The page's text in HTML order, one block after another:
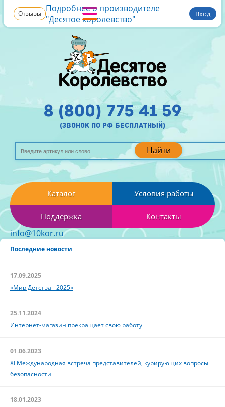
Отзывы Подробнее о производителе
"Десятое королевство"
Вход
Найти
8 (800) 775 41 59
(звонок по рф бесплатный)
Каталог Условия работы
Поддержка Контакты
info@10kor.ru
Последние новости
17.09.2025
«Мир Детства - 2025»
25.11.2024
Интернет-магазин прекращает свою работу
01.06.2023
XI Международная встреча представителей, курирующих вопросы
безопасности
18.01.2023